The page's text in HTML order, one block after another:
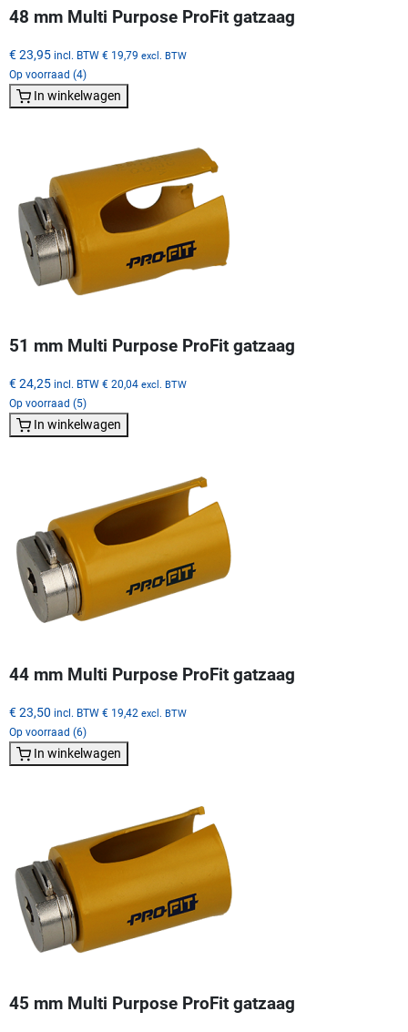
48 mm Multi Purpose ProFit gatzaag
€ 23,95 incl. BTW € 19,79 excl. BTW
Op voorraad (4)
In winkelwagen
51 mm Multi Purpose ProFit gatzaag
€ 24,25 incl. BTW € 20,04 excl. BTW
Op voorraad (5)
In winkelwagen
44 mm Multi Purpose ProFit gatzaag
€ 23,50 incl. BTW € 19,42 excl. BTW
Op voorraad (6)
In winkelwagen
45 mm Multi Purpose ProFit gatzaag